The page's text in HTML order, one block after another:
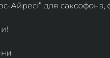
Айресі” для саксофона,